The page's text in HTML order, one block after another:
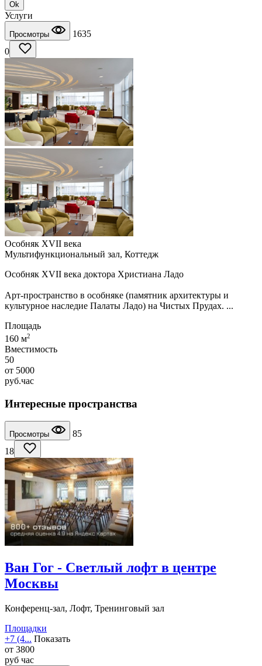
Ok
Услуги
Просмотры
1635
0
Особняк XVII века
Мультифункциональный зал, Коттедж
Особняк XVII века доктора Христиана Ладо
Арт-пространство в особняке (памятник архитектуры и
культурное наследие Палаты Ладо) на Чистых Прудах. ...
Площадь
160 м2
Вместимость
50
от 5000
руб.час
Интересные пространства
Просмотры
85
18
Ван Гог - Светлый лофт в центре
Москвы
Конференц-зал, Лофт, Тренинговый зал
Площадки
+7 (4... Показать
от 3800
руб час